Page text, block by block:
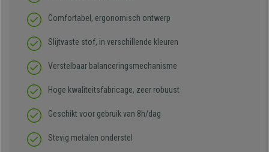
Comfortabel, ergonomisch ontwerp
Slijtvaste stof, in verschillende kleuren
Verstelbaar balanceringsmechanisme
Hoge kwaliteitsfabricage, zeer robuust
Geschikt voor gebruik van 8h/dag
Stevig metalen onderstel